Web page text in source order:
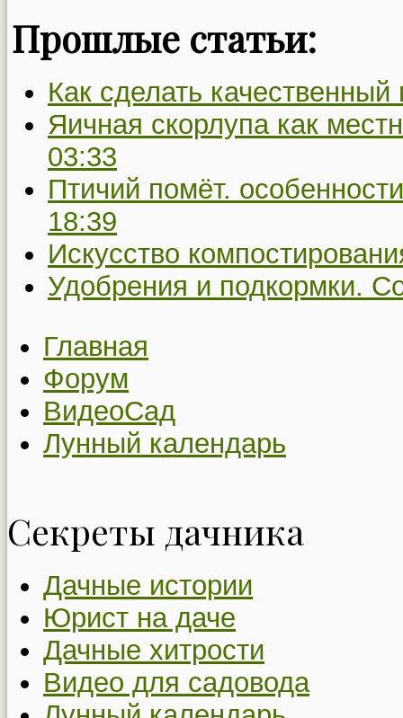
Прошлые статьи:
Как сделать
Яичная скорлупа как
03:33
Птичий помёт.
18:39
Искусство
Удобрения и подкормки.
Главная
Форум
ВидеоСад
Лунный календарь
Секреты дачника
Дачные истории
Юрист на даче
Дачные хитрости
Видео для садовода